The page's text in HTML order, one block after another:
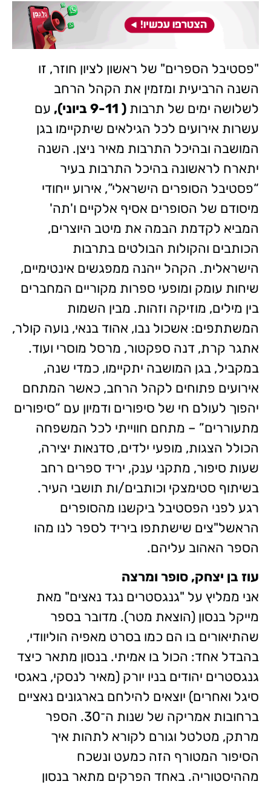
"פסטיבל הספרים" של ראשון לציון חוזר, זו
השנה הרביעית ומזמין את הקהל הרחב
לשלושה ימים של תרבות ( 9-11 ביוני),
עם
עשרות אירועים לכל הגילאים שיתקיימו בגן
המושבה ובהיכל התרבות מאיר ניצן. השנה
יתארח לראשונה בהיכל התרבות בעיר
“פסטיבל הסופרים הישראלי”, אירוע ייחודי
מיסודם של הסופרים אסיף אלקיים ו'תה'
המביא לקדמת הבמה את מיטב היוצרים,
הכותבים והקולות הבולטים בתרבות
הישראלית. הקהל ייהנה ממפגשים אינטימיים,
שיחות עומק ומופעי ספרות מקוריים המחברים
בין מילים, מוזיקה וזהות. מבין השמות
המשתתפים: אשכול נבו, אהוד בנאי, נועה קולר,
אתגר קרת, דנה ספקטור, מרסל מוסרי ועוד.
במקביל, בגן המושבה יתקיימו, כמדי שנה,
אירועים פתוחים לקהל הרחב, כאשר המתחם
יהפוך לעולם חי של סיפורים ודמיון עם “סיפורים
מתעוררים” – מתחם חווייתי לכל המשפחה
הכולל הצגות, מופעי ילדים, סדנאות יצירה,
שעות סיפור, מתקני ענק, יריד ספרים רחב
בשיתוף סטימצקי וכותבים/ות תושבי העיר.
רגע לפני הפסטיבל ביקשנו מהסופרים
הראשל"צים שישתתפו ביריד לספר לנו מהו
הספר האהוב עליהם.
עוז בן יצחק, סופר ומרצה
אני ממליץ על "גנגסטרים נגד נאצים" מאת
מייקל בנסון (הוצאת מטר). מדובר בספר
שהתיאורים בו הם כמו בסרט מאפיה הוליוודי,
בהבדל אחד: הכול בו אמיתי. בנסון מתאר כיצד
גנגסטרים יהודים בניו יורק (מאיר לנסקי, באגסי
סיגל ואחרים) יוצאים להילחם בארגונים נאציים
ברחובות אמריקה של שנות ה־30. הספר
מרתק, מטלטל וגורם לקורא לתהות איך
הסיפור המטורף הזה כמעט ונשכח
מההיסטוריה. באחד הפרקים מתאר בנסון